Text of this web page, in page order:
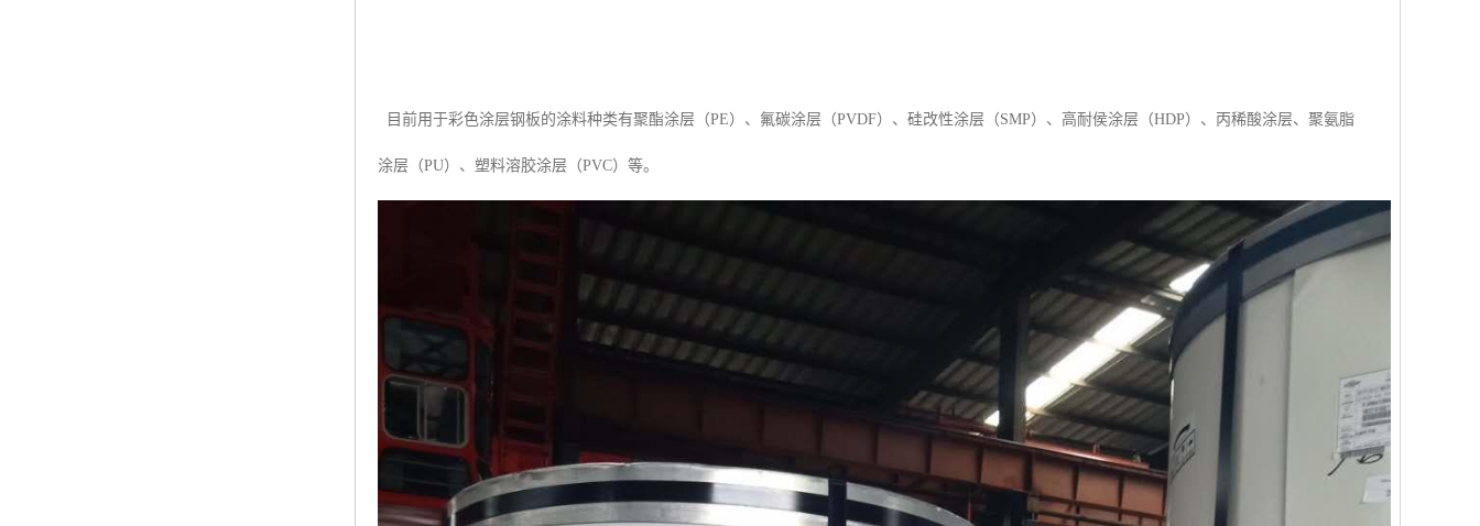
目前用于彩色涂层钢板的涂料种类有聚酯涂层（PE）、氟碳涂层（PVDF）、硅改性涂层（SMP）、高耐侯涂层（HDP）、丙稀酸涂层、聚氨脂
涂层（PU）、塑料溶胶涂层（PVC）等。